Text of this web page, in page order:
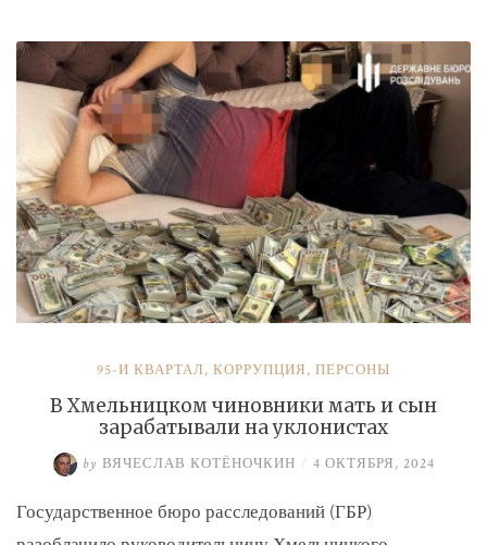
Буданова
и
Умерова»
95-Й КВАРТАЛ, КОРРУПЦИЯ, ПЕРСОНЫ
В Хмельницком чиновники мать и сын
зарабатывали на уклонистах
by ВЯЧЕСЛАВ КОТЁНОЧКИН / 4 ОКТЯБРЯ, 2024
Государственное бюро расследований (ГБР)